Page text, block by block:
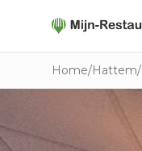
Home/Hattem/